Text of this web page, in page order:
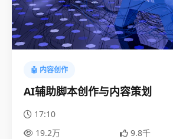
🤖 内容创作
AI辅助脚本创作与内容策划
17:10
19.2万
9.8千